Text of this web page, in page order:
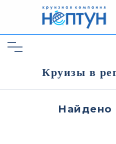
Круизы в
Найдено